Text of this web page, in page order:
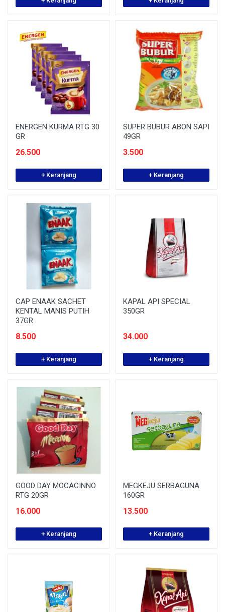
ENERGEN KURMA RTG 30
GR
26.500
+ Keranjang
SUPER BUBUR ABON SAPI
49GR
3.500
+ Keranjang
CAP ENAAK SACHET
KENTAL MANIS PUTIH
37GR
8.500
+ Keranjang
KAPAL API SPECIAL
350GR
34.000
+ Keranjang
GOOD DAY MOCACINNO
RTG 20GR
16.000
+ Keranjang
MEGKEJU SERBAGUNA
160GR
13.500
+ Keranjang